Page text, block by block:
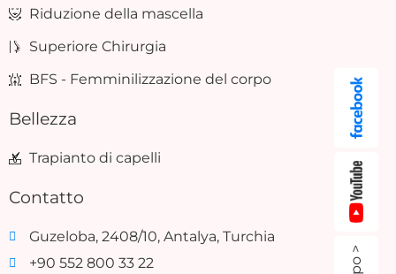
Riduzione della mascella
Superiore Chirurgia
BFS - Femminilizzazione del corpo
Bellezza
Trapianto di capelli
Contatto
Guzeloba, 2408/10, Antalya, Turchia
+90 552 800 33 22